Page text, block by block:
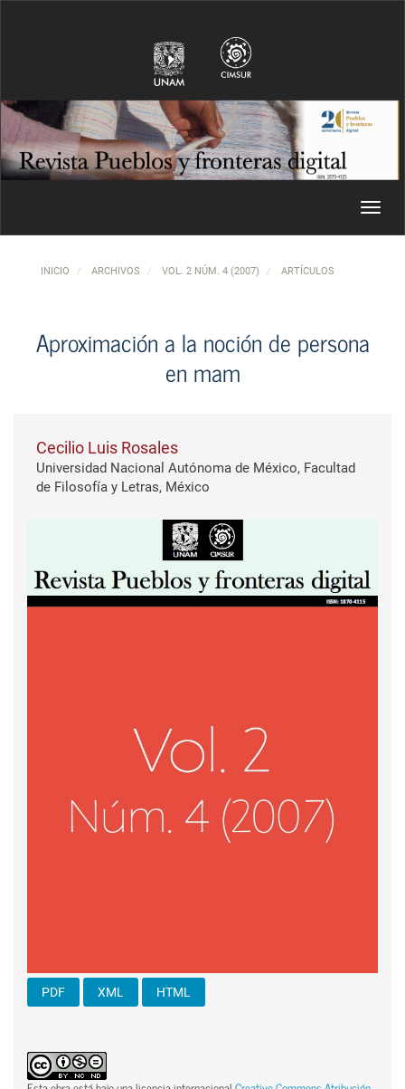
INICIO ARCHIVOS VOL. 2 NÚM. 4 (2007) ARTÍCULOS
Aproximación a la noción de persona
en mam
Cecilio Luis Rosales
Universidad Nacional Autónoma de México, Facultad
de Filosofía y Letras, México
Barra lateral del artículo
PDF XML HTML